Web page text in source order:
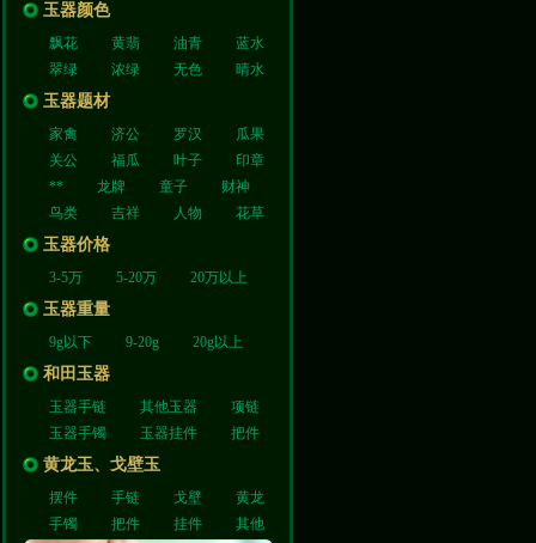
玉器颜色
飘花 黄翡 油青
蓝水
翠绿
浓绿 无色 晴水
玉器题材
家禽 济公 罗汉
瓜果
关公
福瓜 叶子
印章
**
龙牌 童子
财神
鸟类
吉祥 人物 花草
玉器价格
3-5万 5-20万 20万以上
玉器重量
9g以下 9-20g 20g以上
和田玉器
玉器手链 其他玉器
项链
玉器手镯
玉器挂件 把件
黄龙玉、戈壁玉
摆件 手链 戈壁
黄龙
手镯
把件 挂件 其他